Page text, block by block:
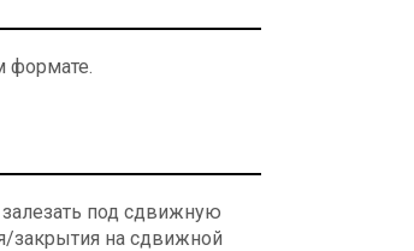
формате.
под сдвижную
закрытия на сдвижной